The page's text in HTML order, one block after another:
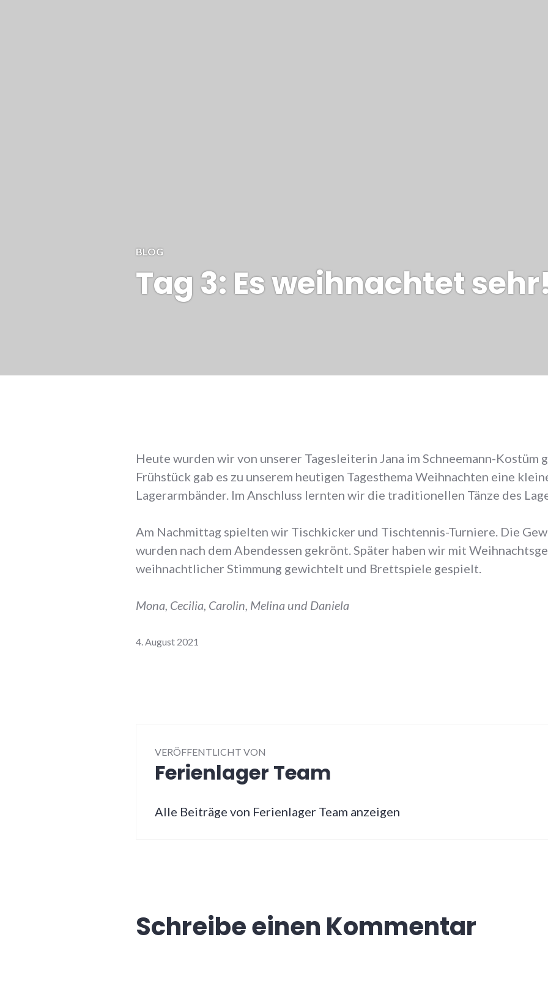
BLOG
Tag 3: Es weihnachtet
Heute wurden wir von unserer Tagesleiterin Jana im Schneemann-Kostüm
Frühstück gab es zu unserem heutigen Tagesthema Weihnachten eine
Lagerarmbänder. Im Anschluss lernten wir die traditionellen Tänze des
Am Nachmittag spielten wir Tischkicker und Tischtennis-Turniere. Die
wurden nach dem Abendessen gekrönt. Später haben wir mit
weihnachtlicher Stimmung gewichtelt und Brettspiele gespielt.
Mona, Cecilia, Carolin, Melina und Daniela
4. August 2021
VERÖFFENTLICHT VON
Ferienlager Team
Alle Beiträge von Ferienlager Team anzeigen
Schreibe einen Kommentar